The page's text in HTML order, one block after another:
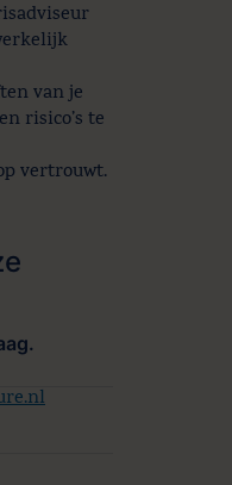
van je
risico’s te
vertrouwt.